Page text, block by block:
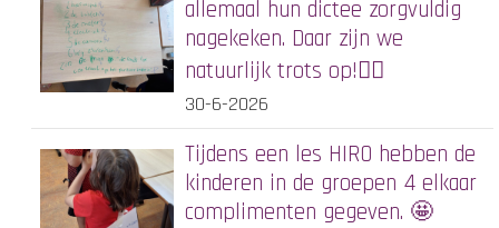
allemaal hun dictee zorgvuldig
nagekeken. Daar zijn we
natuurlijk trots op!✍🏻
30-6-2026
Tijdens een les HIRO hebben de
kinderen in de groepen 4 elkaar
complimenten gegeven. 🤩